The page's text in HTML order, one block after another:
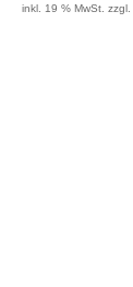
inkl. 19 % MwSt. zzgl.